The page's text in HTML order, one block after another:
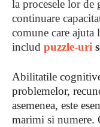
la procesele lor de
continuare
comune care
includ puzzle-uri
Abilitatile
problemelor,
asemenea, este
marimi si numere.